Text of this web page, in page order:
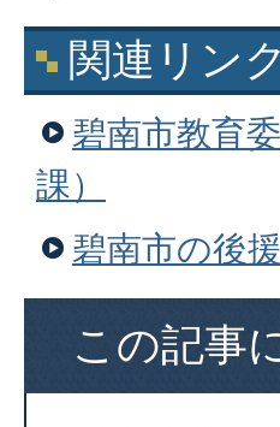
関連リンク
碧南市教育
課）
碧南市の後
この記事